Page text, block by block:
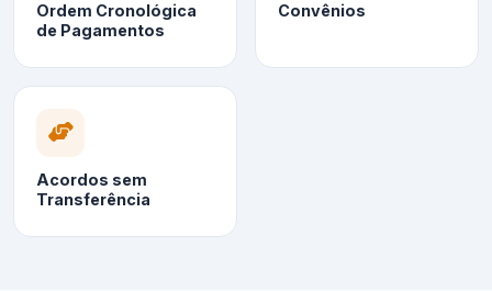
Ordem Cronológica
de Pagamentos
Convênios
Acordos sem
Transferência